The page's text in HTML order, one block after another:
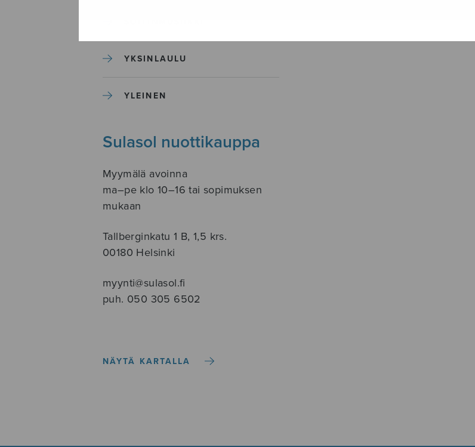
YKSINLAULU
YLEINEN
Sulasol nuottikauppa
Myymälä avoinna
ma–pe klo 10–16 tai sopimuksen
mukaan
Tallberginkatu 1 B, 1,5 krs.
00180 Helsinki
myynti@sulasol.fi
puh. 050 305 6502
NÄYTÄ KARTALLA